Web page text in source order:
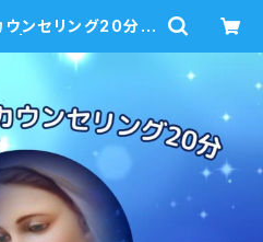
ウンセリング20分